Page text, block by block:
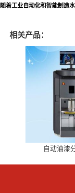
随着工业自动化和智能制造
相关产品：
自动油漆